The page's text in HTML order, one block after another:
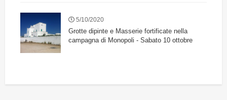
5/10/2020
Grotte dipinte e Masserie fortificate nella
campagna di Monopoli - Sabato 10 ottobre